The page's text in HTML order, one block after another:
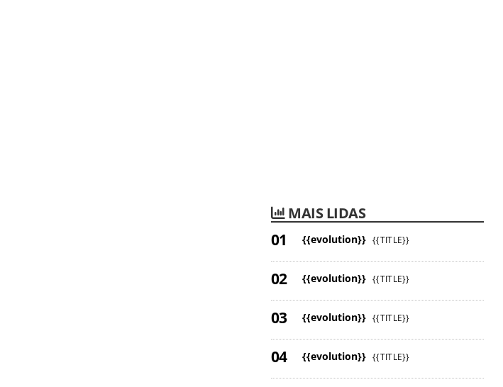
MAIS LIDAS
{{evolution}} {{TITLE}}
{{evolution}} {{TITLE}}
{{evolution}} {{TITLE}}
{{evolution}} {{TITLE}}